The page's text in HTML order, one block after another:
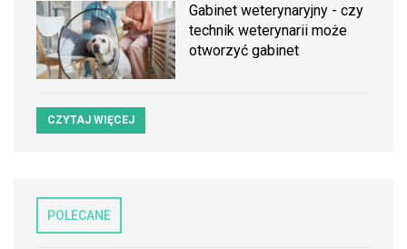
Gabinet weterynaryjny - czy
technik weterynarii może
otworzyć gabinet
CZYTAJ WIĘCEJ
POLECANE